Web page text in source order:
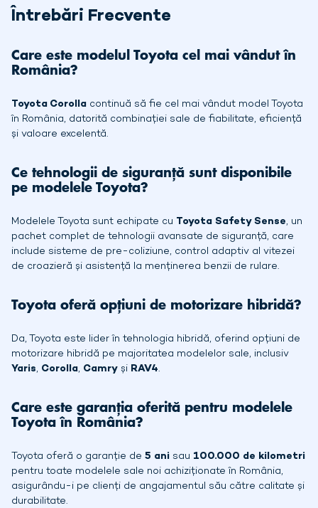
Întrebări Frecvente
Care este modelul Toyota cel mai vândut în
România?
Toyota Corolla continuă să fie cel mai vândut model Toyota
în România, datorită combinației sale de fiabilitate, eficiență
și valoare excelentă.
Ce tehnologii de siguranță sunt disponibile
pe modelele Toyota?
Modelele Toyota sunt echipate cu Toyota Safety Sense, un
pachet complet de tehnologii avansate de siguranță, care
include sisteme de pre-coliziune, control adaptiv al vitezei
de croazieră și asistență la menținerea benzii de rulare.
Toyota oferă opțiuni de motorizare hibridă?
Da, Toyota este lider în tehnologia hibridă, oferind opțiuni de
motorizare hibridă pe majoritatea modelelor sale, inclusiv
Yaris, Corolla, Camry și RAV4.
Care este garanția oferită pentru modelele
Toyota în România?
Toyota oferă o garanție de 5 ani sau 100.000 de kilometri
pentru toate modelele sale noi achiziționate în România,
asigurându-i pe clienți de angajamentul său către calitate și
durabilitate.